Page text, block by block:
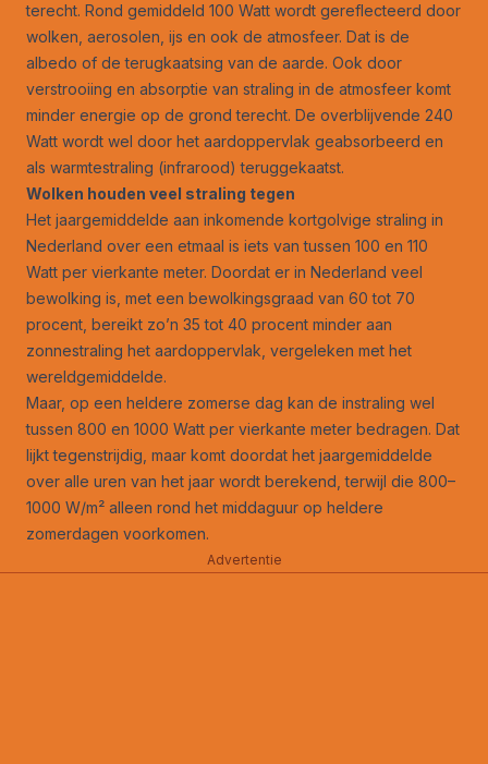
terecht. Rond gemiddeld 100 Watt wordt gereflecteerd door
wolken, aerosolen, ijs en ook de atmosfeer. Dat is de
albedo of de terugkaatsing van de aarde. Ook door
verstrooiing en absorptie van straling in de atmosfeer komt
minder energie op de grond terecht. De overblijvende 240
Watt wordt wel door het aardoppervlak geabsorbeerd en
als warmtestraling (infrarood) teruggekaatst.
Wolken houden veel straling tegen
Het jaargemiddelde aan inkomende kortgolvige straling in
Nederland over een etmaal is iets van tussen 100 en 110
Watt per vierkante meter. Doordat er in Nederland veel
bewolking is, met een bewolkingsgraad van 60 tot 70
procent, bereikt zo’n 35 tot 40 procent minder aan
zonnestraling het aardoppervlak, vergeleken met het
wereldgemiddelde.
Maar, op een heldere zomerse dag kan de instraling wel
tussen 800 en 1000 Watt per vierkante meter bedragen. Dat
lijkt tegenstrijdig, maar komt doordat het jaargemiddelde
over alle uren van het jaar wordt berekend, terwijl die 800–
1000 W/m² alleen rond het middaguur op heldere
zomerdagen voorkomen.
Advertentie